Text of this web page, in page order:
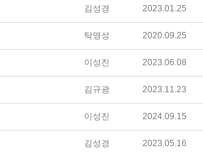
김성경 2023.01.25
탁영성 2020.09.25
이성진 2023.06.08
김규광 2023.11.23
이성진 2024.09.15
김성경 2023.05.16